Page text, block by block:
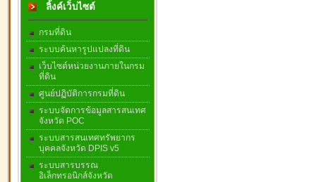
ลิ้งค์เว็บไซต์
กรมที่ดิน
ระบบค้นหารูปแปลงที่ดิน
เว็บไซต์หน่วยงานภายในกรม
ที่ดิน
ศูนย์ปฏิบัติการกรมที่ดิน
ระบบจัดการข้อมูลสารสนเทศ
จังหวัด POC
ระบบสารสนเทศทรัพยากร
บุคคลจังหวัด DPIS v5
ระบบสารบรรณ
อิเล็กทรอนิกส์จังหวัด